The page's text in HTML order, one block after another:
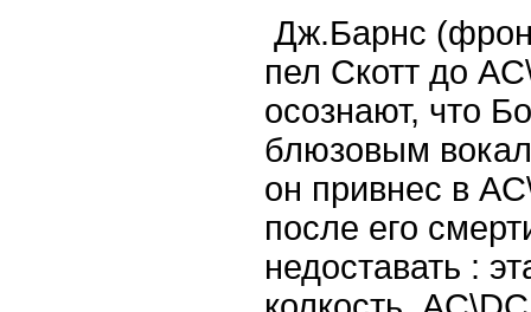
Дж.Барнс
пел Скотт до
осознают, что
блюзовым
он привнес в
после его
недоставать :